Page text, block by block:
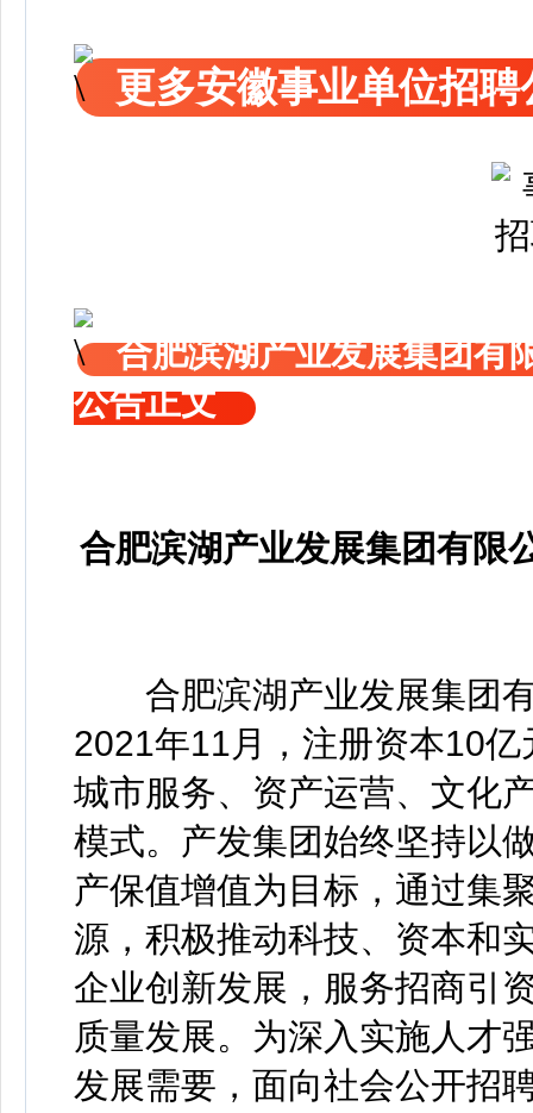
更多安徽事业单位招聘
合肥滨湖产业发展集团有
公告正文
合肥滨湖产业发展集团有限
合肥滨湖产业发展集团
2021年11月，注册资本10
城市服务、资产运营、文化
模式。产发集团始终坚持以
产保值增值为目标，通过集
源，积极推动科技、资本和
企业创新发展，服务招商引
质量发展。为深入实施人才
发展需要，面向社会公开招